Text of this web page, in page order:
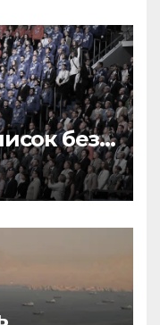
без